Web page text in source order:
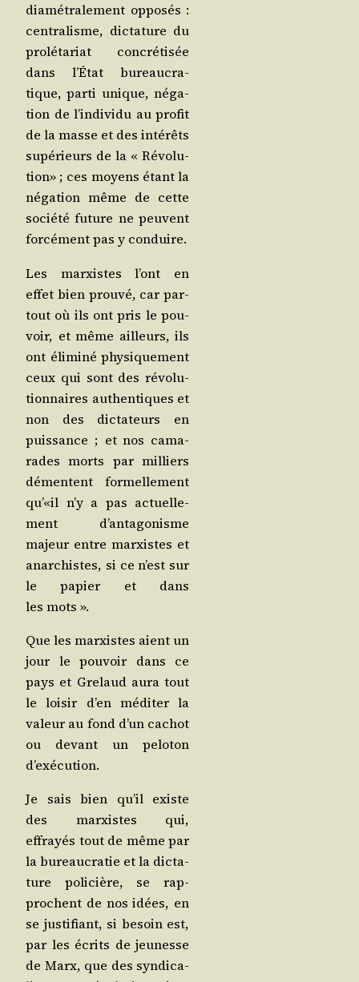
dia­mé­tra­le­ment oppo­sés :
cen­tra­lisme, dic­ta­ture du
pro­lé­ta­riat concré­ti­sée
dans l’É­tat bureau­cra­
tique, par­ti unique, néga­
tion de l’in­di­vi­du au pro­fit
de la masse et des inté­rêts
supé­rieurs de la « Révo­lu­
tion» ; ces moyens étant la
néga­tion même de cette
socié­té future ne peuvent
for­cé­ment pas y conduire.
Les mar­xistes l’ont en
effet bien prou­vé, car par­
tout où ils ont pris le pou­
voir, et même ailleurs, ils
ont éli­mi­né phy­si­que­ment
ceux qui sont des révo­lu­
tion­naires authen­tiques et
non des dic­ta­teurs en
puis­sance ; et nos cama­
rades morts par mil­liers
démentent for­mel­le­ment
qu’«il n’y a pas actuel­le­
ment d’an­ta­go­nisme
majeur entre mar­xistes et
anar­chistes, si ce n’est sur
le papier et dans
les mots ».
Que les mar­xistes aient un
jour le pou­voir dans ce
pays et Gre­laud aura tout
le loi­sir d’en médi­ter la
valeur au fond d’un cachot
ou devant un pelo­ton
d’exécution.
Je sais bien qu’il existe
des mar­xistes qui,
effrayés tout de même par
la bureau­cra­tie et la dic­ta­
ture poli­cière, se rap­
prochent de nos idées, en
se jus­ti­fiant, si besoin est,
par les écrits de jeu­nesse
de Marx, que des syn­di­ca­